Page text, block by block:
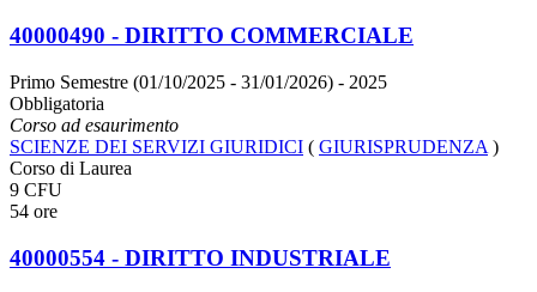
40000490 - DIRITTO COMMERCIALE
Primo Semestre (01/10/2025 - 31/01/2026) - 2025
Obbligatoria
Corso ad esaurimento
SCIENZE DEI SERVIZI GIURIDICI ( GIURISPRUDENZA )
Corso di Laurea
9 CFU
54 ore
40000554 - DIRITTO INDUSTRIALE